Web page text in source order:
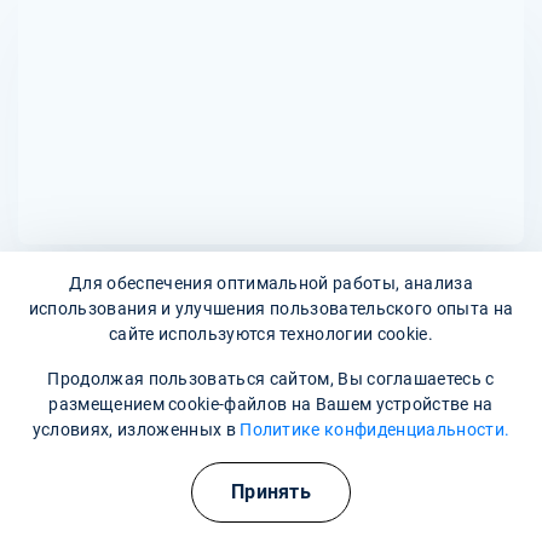
Адреса наших клиник
Наши контакты
+7 (958) 798-00-57
shatura@narkopremium.ru
Для обеспечения оптимальной работы, анализа
использования и улучшения пользовательского опыта на
сайте используются технологии cookie.
Продолжая пользоваться сайтом, Вы соглашаетесь с
размещением cookie-файлов на Вашем устройстве на
условиях, изложенных в Политике конфиденциальности.
Принять